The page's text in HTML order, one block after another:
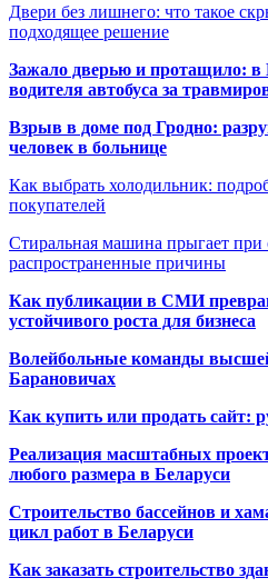
Двери без лишнего: что такое
подходящее решение
Зажало дверью и протащило: в
водителя автобуса за
Взрыв в доме под Гродно:
человек в больнице
Как выбрать холодильник:
покупателей
Стиральная машина прыгает
распространенные причины
Как публикации в СМИ
устойчивого роста для бизнеса
Волейбольные команды
Барановичах
Как купить или продать сайт:
Реализация масштабных
любого размера в Беларуси
Строительство бассейнов и
цикл работ в Беларуси
Как заказать строительство